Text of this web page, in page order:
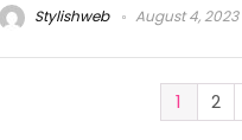
Stylishweb August 4, 2023
1 2